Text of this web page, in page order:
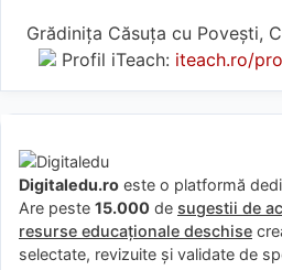
Grădinița Căsuța cu Povești,
Profil iTeach: iteach.ro/
Digitaledu.ro este o platformă
Are peste 15.000 de sugestii de
resurse educaționale deschise
selectate, revizuite și validate de